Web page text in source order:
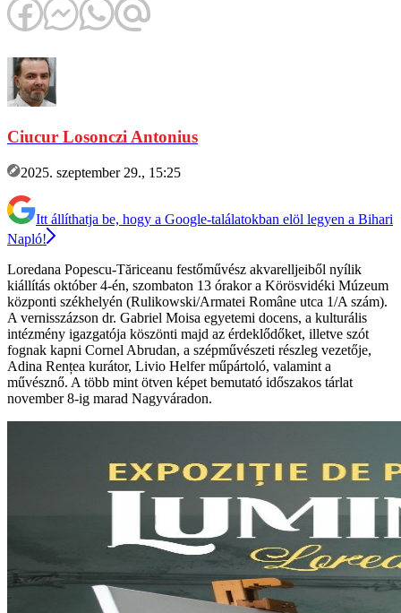
Ciucur Losonczi Antonius
2025. szeptember 29., 15:25
Itt állíthatja be, hogy a Google-találatokban elöl legyen a Bihari
Napló!
Loredana Popescu-Tăriceanu festőművész akvarelljeiből nyílik
kiállítás október 4-én, szombaton 13 órakor a Körösvidéki Múzeum
központi székhelyén (Rulikowski/Armatei Române utca 1/A szám).
A vernisszázson dr. Gabriel Moisa egyetemi docens, a kulturális
intézmény igazgatója köszönti majd az érdeklődőket, illetve szót
fognak kapni Cornel Abrudan, a szépművészeti részleg vezetője,
Adina Rențea kurátor, Livio Helfer műpártoló, valamint a
művésznő. A több mint ötven képet bemutató időszakos tárlat
november 8-ig marad Nagyváradon.